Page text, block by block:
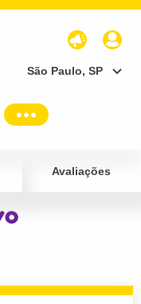
São Paulo, SP
Avaliações